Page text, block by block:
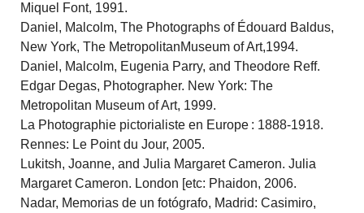
Miquel Font, 1991.
Daniel, Malcolm, The Photographs of Édouard Baldus,
New York, The MetropolitanMuseum of Art,1994.
Daniel, Malcolm, Eugenia Parry, and Theodore Reff.
Edgar Degas, Photographer. New York: The
Metropolitan Museum of Art, 1999.
La Photographie pictorialiste en Europe : 1888-1918.
Rennes: Le Point du Jour, 2005.
Lukitsh, Joanne, and Julia Margaret Cameron. Julia
Margaret Cameron. London [etc: Phaidon, 2006.
Nadar, Memorias de un fotógrafo, Madrid: Casimiro,